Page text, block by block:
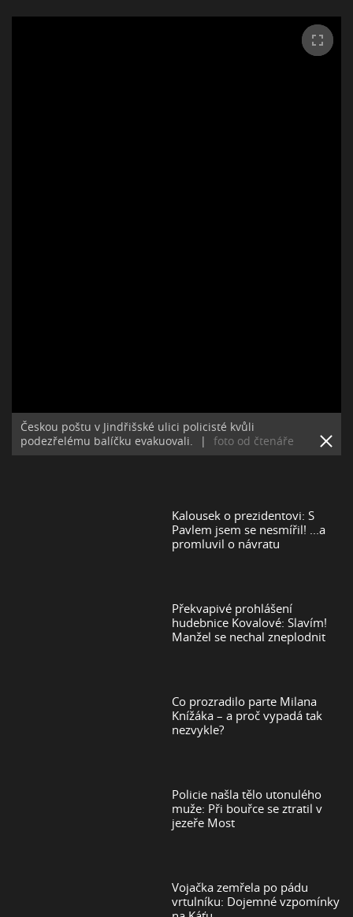
Českou poštu v Jindřišské ulici policisté kvůli
podezřelému balíčku evakuovali.
| foto od čtenáře
Kalousek o prezidentovi: S
Pavlem jsem se nesmířil! ...a
promluvil o návratu
Překvapivé prohlášení
hudebnice Kovalové: Slavím!
Manžel se nechal zneplodnit
Co prozradilo parte Milana
Knížáka – a proč vypadá tak
nezvykle?
Policie našla tělo utonulého
muže: Při bouřce se ztratil v
jezeře Most
Vojačka zemřela po pádu
vrtulníku: Dojemné vzpomínky